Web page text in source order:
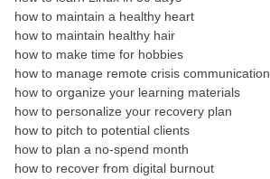
how to maintain a healthy heart
how to maintain healthy hair
how to make time for hobbies
how to manage remote crisis communication
how to organize your learning materials
how to personalize your recovery plan
how to pitch to potential clients
how to plan a no-spend month
how to recover from digital burnout